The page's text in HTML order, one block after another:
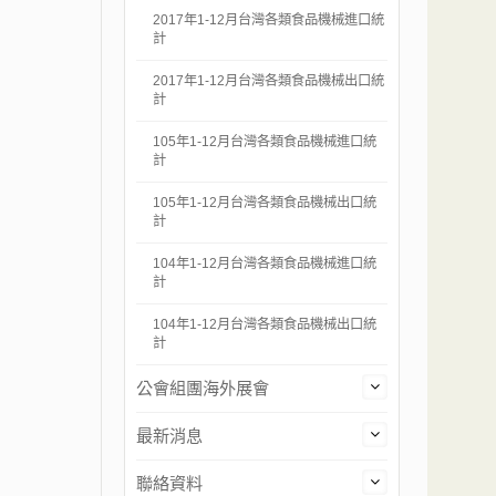
2017年1-12月台灣各類食品機械進口統
計
2017年1-12月台灣各類食品機械出口統
計
105年1-12月台灣各類食品機械進口統
計
105年1-12月台灣各類食品機械出口統
計
104年1-12月台灣各類食品機械進口統
計
104年1-12月台灣各類食品機械出口統
計
公會組團海外展會
最新消息
聯絡資料